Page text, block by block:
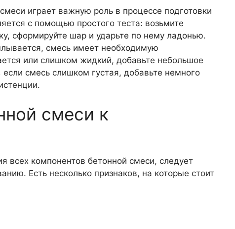
играет важную роль в процессе подготовки
с помощью простого теста: возьмите
сформируйте шар и ударьте по нему ладонью.
смесь имеет необходимую
или слишком жидкий, добавьте небольшое
смесь слишком густая, добавьте немного
смеси к
всех компонентов бетонной смеси, следует
Есть несколько признаков, на которые стоит